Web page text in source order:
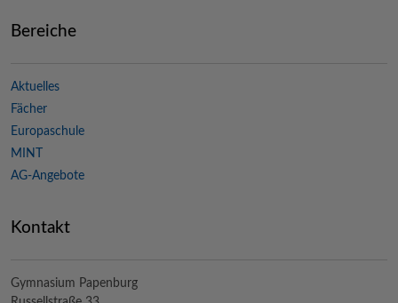
Bereiche
Aktuelles
Fächer
Europaschule
MINT
AG-Angebote
Kontakt
Gymnasium Papenburg